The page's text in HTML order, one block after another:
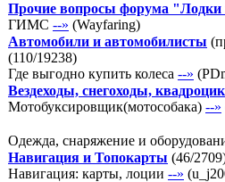
Прочие вопросы форума
ГИМС --» (Wayfaring)
Автомобили и автомобилисты
(110/19238)
Где выгодно купить колеса --» (
Вездеходы, снегоходы,
Мотобуксировщик(мотособака) --»
Одежда, снаряжение и
Навигация и Топокарты (46/2709
Навигация: карты, лоции --» (